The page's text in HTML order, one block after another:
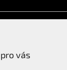
vás